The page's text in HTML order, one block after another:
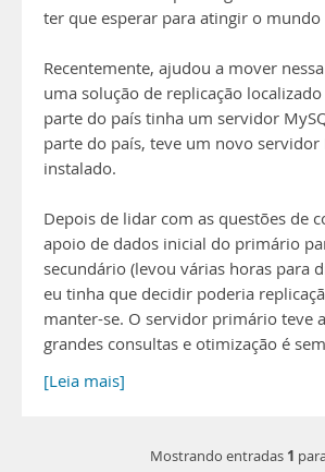
ter que esperar para atingir o mundo
Recentemente, ajudou a mover
uma solução de replicação
parte do país tinha um servidor
parte do país, teve um novo servidor
instalado.
Depois de lidar com as questões de
apoio de dados inicial do primário
secundário (levou várias horas para
eu tinha que decidir poderia
manter-se. O servidor primário teve
grandes consultas e otimização é
[Leia mais]
Mostrando entradas 1